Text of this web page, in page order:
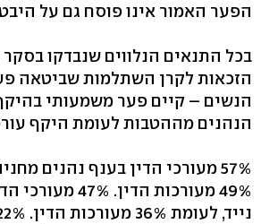
הפער האמור אינו פוסח גם על
בכל התנאים הנלווים שנבדקו
הנשים – קיים פער משמעותי
הנהנים מההטבות לעומת היקף
57% מעורכי הדין בענף נהנים
49% מעורכות